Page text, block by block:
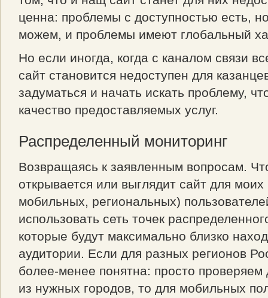
ценна: проблемы с доступностью есть,
можем, и проблемы имеют глобальный
Но если иногда, когда с каналом связи
сайт становится недоступен для
задуматься и начать искать проблему,
качество предоставляемых услуг.
Распределенный мониторинг
Возвращаясь к заявленным вопросам.
открывается или выглядит сайт для
мобильных, региональных)
использовать сеть точек
которые будут максимально близко
аудитории. Если для разных регионов
более-менее понятна: просто проверяем
из нужных городов, то для мобильных